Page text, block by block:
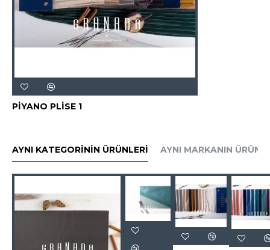
PİYANO PLİSE 1
AYNI KATEGORININ ÜRÜNLERI AYNI MARKANIN